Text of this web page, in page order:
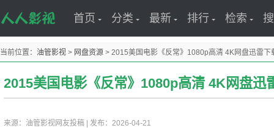
首页 分类 最新 排行 检索
当前位置： 油管影视 > 网盘资源 > 2015美国电影《反常》1080p高清 4K网盘迅雷下
2015美国电影《反常》1080p高清 4K网盘迅
来源：油管影视网友投稿 发布：2026-04-21